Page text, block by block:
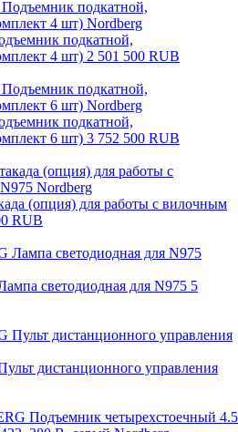
подкатной,
4 шт) 2 501 500 RUB
подкатной,
6 шт) 3 752 500 RUB
(опция) для работы с вилочным
RUB
светодиодная для N975 5
дистанционного управления